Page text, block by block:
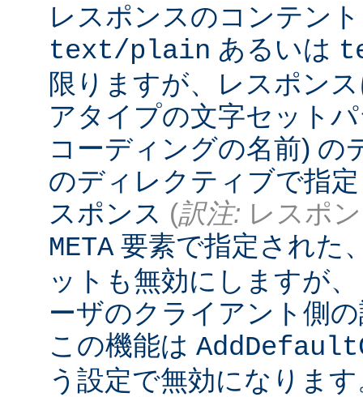
レスポンスのコンテン
text/plain あるいは
限りますが、レスポン
アタイプの文字セット
コーディングの名前) の
のディレクティブで指
スポンス (訳注: レスポ
META 要素で指定された
ットも無効にしますが
ーザのクライアント側
この機能は
う設定で無効になりま